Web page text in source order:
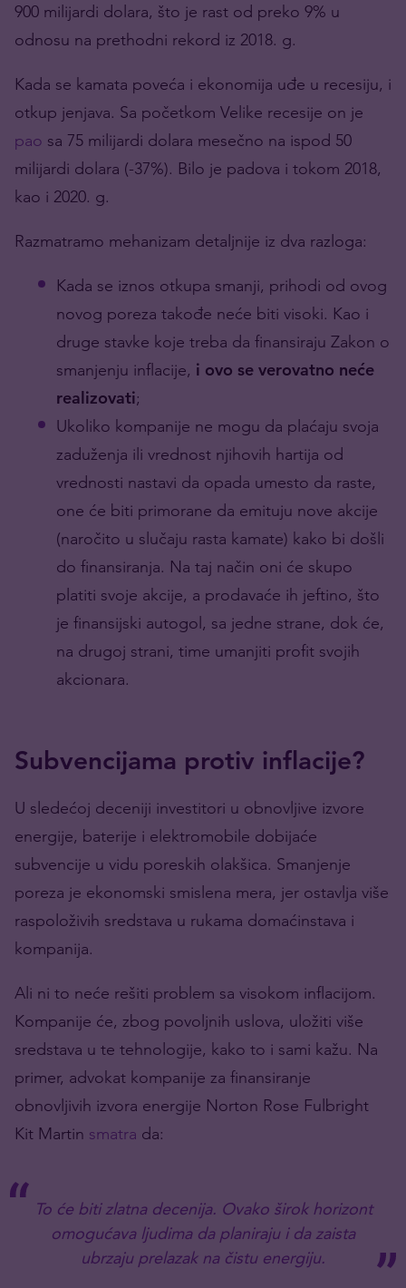
900 milijardi dolara, što je rast od preko 9% u
odnosu na prethodni rekord iz 2018. g.
Kada se kamata poveća i ekonomija uđe u recesiju, i
otkup jenjava. Sa početkom Velike recesije on je
pao sa 75 milijardi dolara mesečno na ispod 50
milijardi dolara (-37%). Bilo je padova i tokom 2018,
kao i 2020. g.
Razmatramo mehanizam detaljnije iz dva razloga:
Kada se iznos otkupa smanji, prihodi od ovog
novog poreza takođe neće biti visoki. Kao i
druge stavke koje treba da finansiraju Zakon o
smanjenju inflacije, i ovo se verovatno neće
realizovati;
Ukoliko kompanije ne mogu da plaćaju svoja
zaduženja ili vrednost njihovih hartija od
vrednosti nastavi da opada umesto da raste,
one će biti primorane da emituju nove akcije
(naročito u slučaju rasta kamate) kako bi došli
do finansiranja. Na taj način oni će skupo
platiti svoje akcije, a prodavaće ih jeftino, što
je finansijski autogol, sa jedne strane, dok će,
na drugoj strani, time umanjiti profit svojih
akcionara.
Subvencijama protiv inflacije?
U sledećoj deceniji investitori u obnovljive izvore
energije, baterije i elektromobile dobijaće
subvencije u vidu poreskih olakšica. Smanjenje
poreza je ekonomski smislena mera, jer ostavlja više
raspoloživih sredstava u rukama domaćinstava i
kompanija.
Ali ni to neće rešiti problem sa visokom inflacijom.
Kompanije će, zbog povoljnih uslova, uložiti više
sredstava u te tehnologije, kako to i sami kažu. Na
primer, advokat kompanije za finansiranje
obnovljivih izvora energije Norton Rose Fulbright
Kit Martin smatra da:
To će biti zlatna decenija. Ovako širok horizont
omogućava ljudima da planiraju i da zaista
ubrzaju prelazak na čistu energiju.